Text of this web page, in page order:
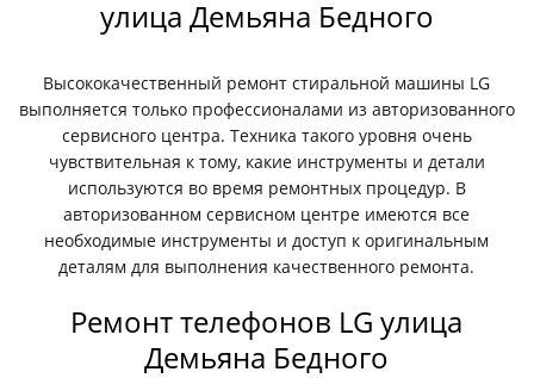
улица Демьяна Бедного
Высококачественный ремонт стиральной машины LG
выполняется только профессионалами из авторизованного
сервисного центра. Техника такого уровня очень
чувствительная к тому, какие инструменты и детали
используются во время ремонтных процедур. В
авторизованном сервисном центре имеются все
необходимые инструменты и доступ к оригинальным
деталям для выполнения качественного ремонта.
Ремонт телефонов LG улица
Демьяна Бедного